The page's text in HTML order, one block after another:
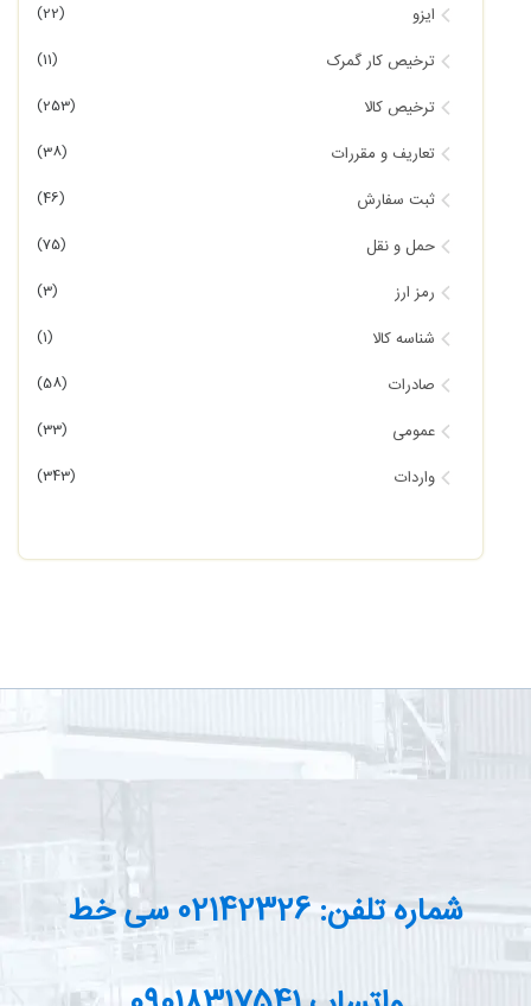
ایزو (22)
ترخیص کار گمرک (11)
ترخیص کالا (253)
تعاریف و مقررات (38)
ثبت سفارش (46)
حمل و نقل (75)
رمز ارز (3)
شناسه کالا (1)
صادرات (58)
عمومی (33)
واردات (343)
شماره تلفن: 02142326 سی خط